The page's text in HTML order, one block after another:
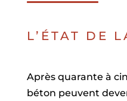
L’ÉTAT DE
Après quarante à
béton peuvent